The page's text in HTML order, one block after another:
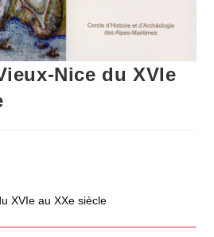
Nice du XVIe
XVIe au XXe siècle